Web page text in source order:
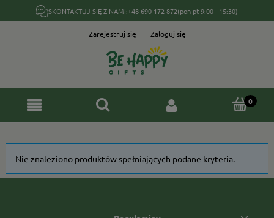
SKONTAKTUJ SIĘ Z NAMI:+48 690 172 872(pon-pt 9:00 - 15:30)
Zarejestruj się Zaloguj się
Nie znaleziono produktów spełniających podane kryteria.